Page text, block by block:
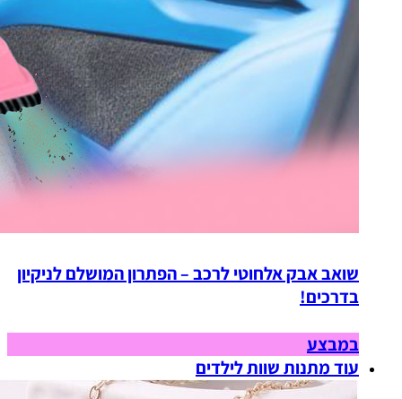
שואב אבק אלחוטי לרכב – הפתרון המושלם לניקיון
בדרכים!
במבצע
עוד מתנות שוות לילדים